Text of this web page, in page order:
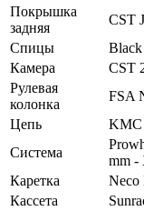
Покрышка
задняя
CST
Спицы
Black
Камера
CST
Рулевая
колонка
FSA
Цепь
KMC
Система
mm -
Каретка
Neco
Кассета